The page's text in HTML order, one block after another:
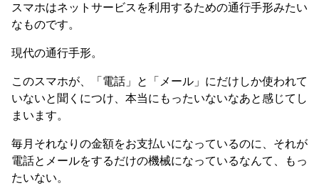
スマホはネットサービスを利用するための通行手形みたい
なものです。
現代の通行手形。
このスマホが、「電話」と「メール」にだけしか使われて
いないと聞くにつけ、本当にもったいないなあと感じてし
まいます。
毎月それなりの金額をお支払いになっているのに、それが
電話とメールをするだけの機械になっているなんて、もっ
たいない。